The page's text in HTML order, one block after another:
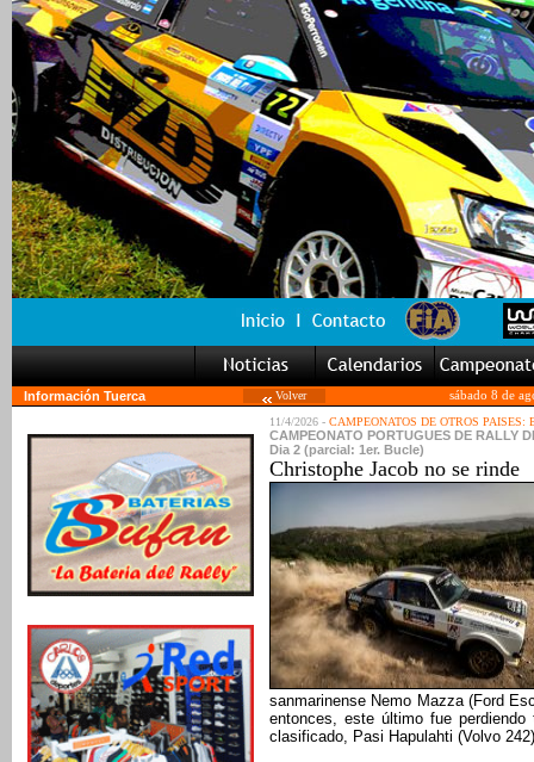
Información Tuerca Volver
sábado 8 de
11/4/2026 - CAMPEONATOS DE OTROS PAISES:
CAMPEONATO PORTUGUES DE RALLY
Dia 2 (parcial: 1er. Bucle)
Christophe Jacob no se rinde
sanmarinense Nemo Mazza (Ford
entonces, este último fue
clasificado, Pasi Hapulahti (Volvo